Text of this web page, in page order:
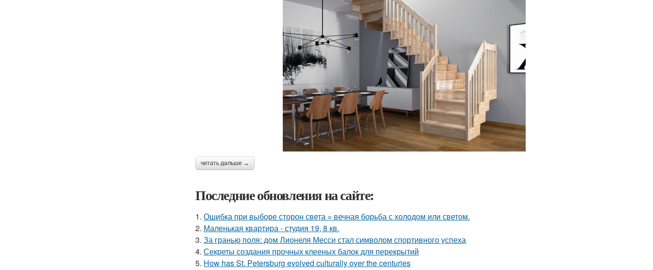
читать дальше →
Последние обновления на сайте:
1. Ошибка при выборе сторон света = вечная борьба с холодом или светом.
2. Маленькая квартира - студия 19, 8 кв.
3. За гранью поля: дом Лионеля Месси стал символом спортивного успеха
4. Секреты создания прочных клееных балок для перекрытий
5. How has St. Petersburg evolved culturally over the centuries